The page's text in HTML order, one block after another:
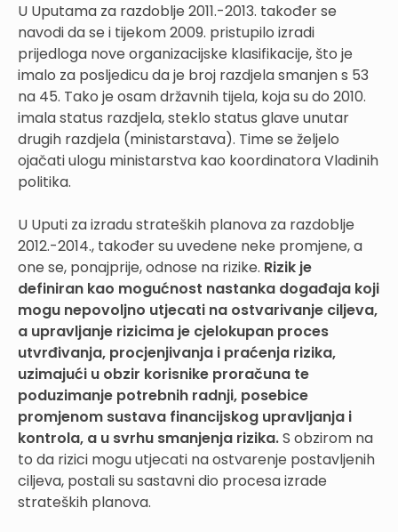
U Uputama za razdoblje 2011.-2013. također se
navodi da se i tijekom 2009. pristupilo izradi
prijedloga nove organizacijske klasifikacije, što je
imalo za posljedicu da je broj razdjela smanjen s 53
na 45. Tako je osam državnih tijela, koja su do 2010.
imala status razdjela, steklo status glave unutar
drugih razdjela (ministarstava). Time se željelo
ojačati ulogu ministarstva kao koordinatora Vladinih
politika.
U Uputi za izradu strateških planova za razdoblje
2012.-2014., također su uvedene neke promjene, a
one se, ponajprije, odnose na rizike. Rizik je
definiran kao mogućnost nastanka događaja koji
mogu nepovoljno utjecati na ostvarivanje ciljeva,
a upravljanje rizicima je cjelokupan proces
utvrđivanja, procjenjivanja i praćenja rizika,
uzimajući u obzir korisnike proračuna te
poduzimanje potrebnih radnji, posebice
promjenom sustava financijskog upravljanja i
kontrola, a u svrhu smanjenja rizika.S obzirom na
to da rizici mogu utjecati na ostvarenje postavljenih
ciljeva, postali su sastavni dio procesa izrade
strateških planova.